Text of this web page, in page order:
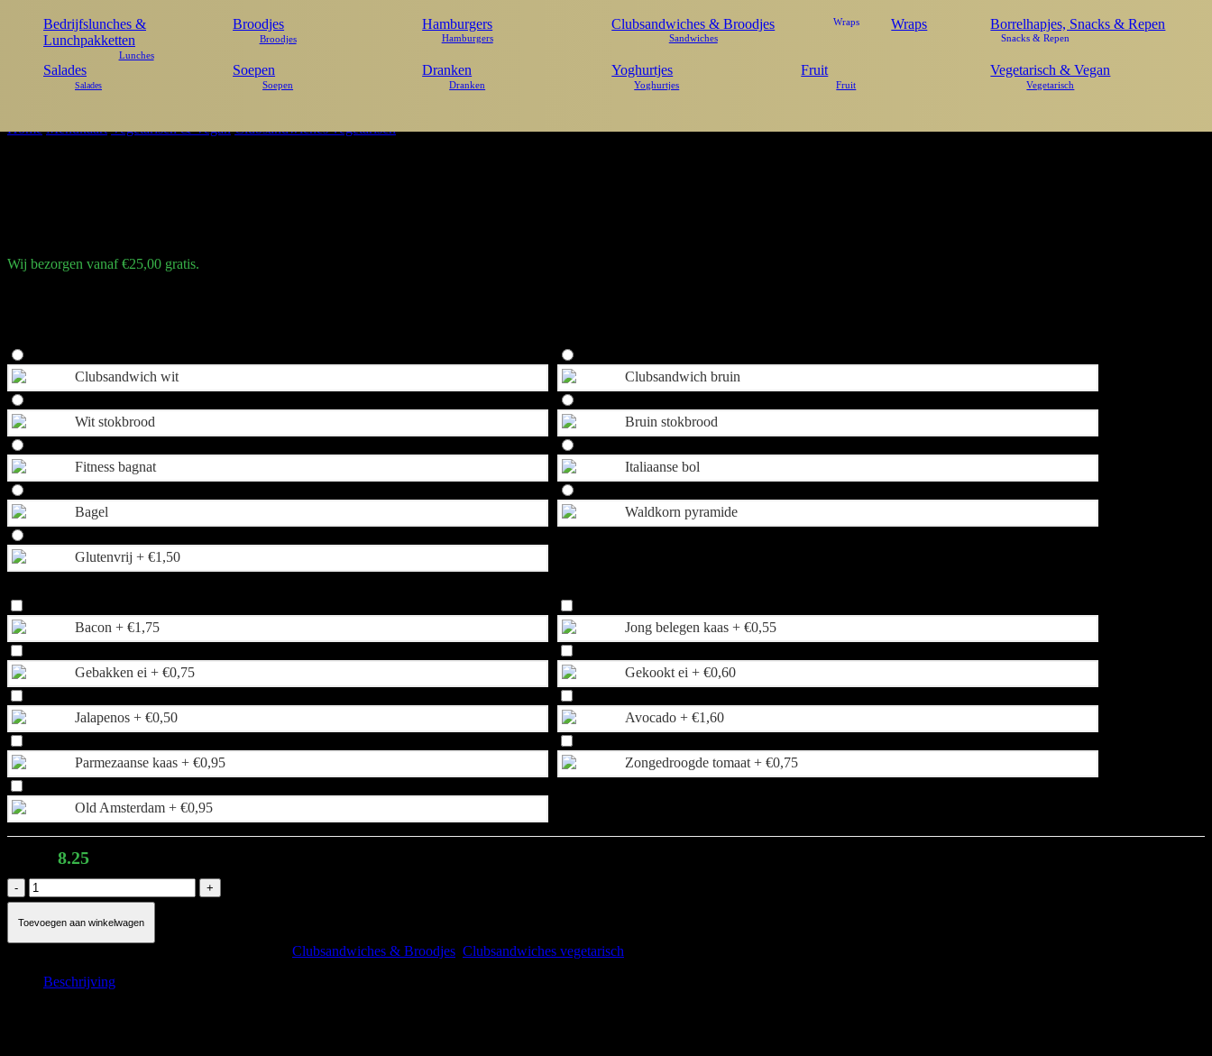
Bedrijfslunches &
Lunchpakketten
Broodjes Hamburgers Clubsandwiches & Broodjes Wraps Borrelhapjes, Snacks & Repen
Salades Soepen Dranken Yoghurtjes Fruit Vegetarisch & Vegan
Home Menukaart Vegetarisch & Vegan Clubsandwiches vegetarisch Double dutch
Wij bezorgen vanaf €25,00 gratis.
Clubsandwich wit Clubsandwich bruin
Wit stokbrood Bruin stokbrood
Fitness bagnat Italiaanse bol
Bagel Waldkorn pyramide
Glutenvrij + €1,50
Bacon + €1,75 Jong belegen kaas +€0,55
Gebakken ei + €0,75 Gekookt ei +€0,60
Jalapenos + €0,50 Avocado +€1,60
Parmezaanse kaas + €0,95 Zongedroogde tomaat +€0,75
Old Amsterdam + €0,95
8.25
Double
dutch
aantal
Toevoegen aan winkelwagen
Clubsandwiches & Broodjes Clubsandwiches vegetarisch
Beschrijving